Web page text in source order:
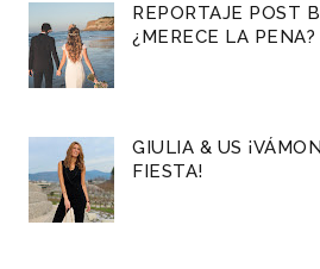
REPORTAJE POST
¿MERECE LA PENA?
GIULIA & US
FIESTA!